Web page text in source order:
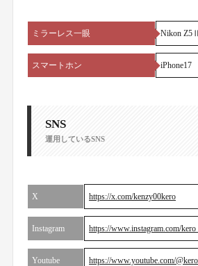
ミラーレス一眼 Nikon Z5Ⅱ
スマートホン iPhone17
SNS
運用しているSNS
X https://x.com/kenzy00kero
Instagram https://www.instagram.com/
Youtube https://www.youtube.com/